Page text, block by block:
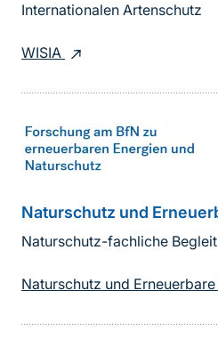
Internationalen Artenschutz
WISIA
Naturschutz und
Naturschutz-fachliche
Naturschutz und